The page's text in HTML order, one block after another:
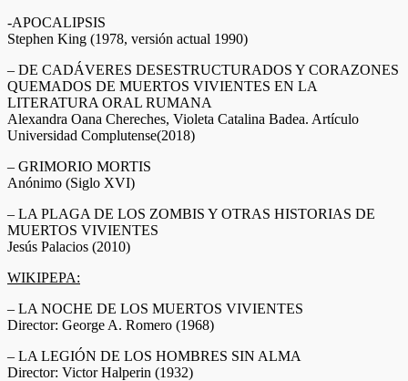
-APOCALIPSIS
Stephen King (1978, versión actual 1990)
– DE CADÁVERES DESESTRUCTURADOS Y CORAZONES
QUEMADOS DE MUERTOS VIVIENTES EN LA
LITERATURA ORAL RUMANA
Alexandra Oana Chereches, Violeta Catalina Badea. Artículo
Universidad Complutense(2018)
– GRIMORIO MORTIS
Anónimo (Siglo XVI)
– LA PLAGA DE LOS ZOMBIS Y OTRAS HISTORIAS DE
MUERTOS VIVIENTES
Jesús Palacios (2010)
WIKIPEPA:
– LA NOCHE DE LOS MUERTOS VIVIENTES
Director: George A. Romero (1968)
– LA LEGIÓN DE LOS HOMBRES SIN ALMA
Director: Victor Halperin (1932)